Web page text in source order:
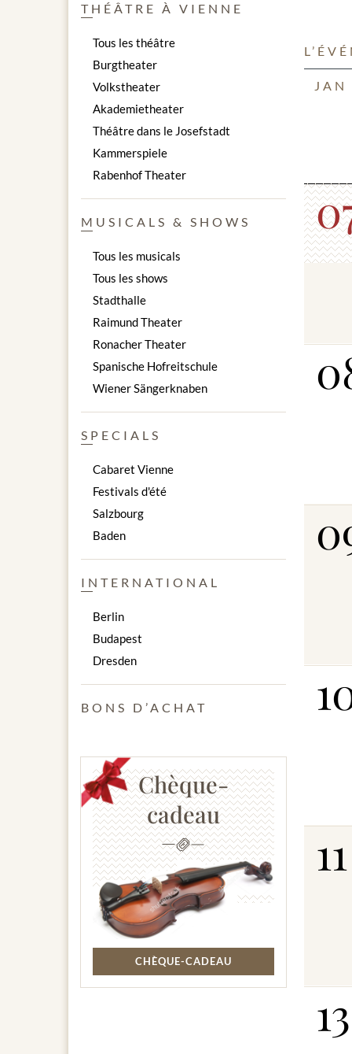
W.A.
W.A.
W.A.
W.A.
Johann
Vittorio
Johann
Sous
JAN
11
13
THÉÂTRE À VIENNE
Tous les théâtre
Burgtheater
Volkstheater
Akademietheater
Théâtre dans le Josefstadt
Kammerspiele
Rabenhof Theater
MUSICALS & SHOWS
Tous les musicals
Tous les shows
Stadthalle
Raimund Theater
Ronacher Theater
Spanische Hofreitschule
Wiener Sängerknaben
SPECIALS
Cabaret Vienne
Festivals d'été
Salzbourg
Baden
INTERNATIONAL
Berlin
Budapest
Dresden
BONS D’ACHAT
Chèque-
cadeau
CHÈQUE-CADEAU